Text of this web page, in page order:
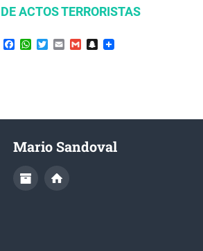
DE ACTOS TERRORISTAS
Facebook
WhatsApp
Twitter
EmailGmailSnapchat
Mario Sandoval